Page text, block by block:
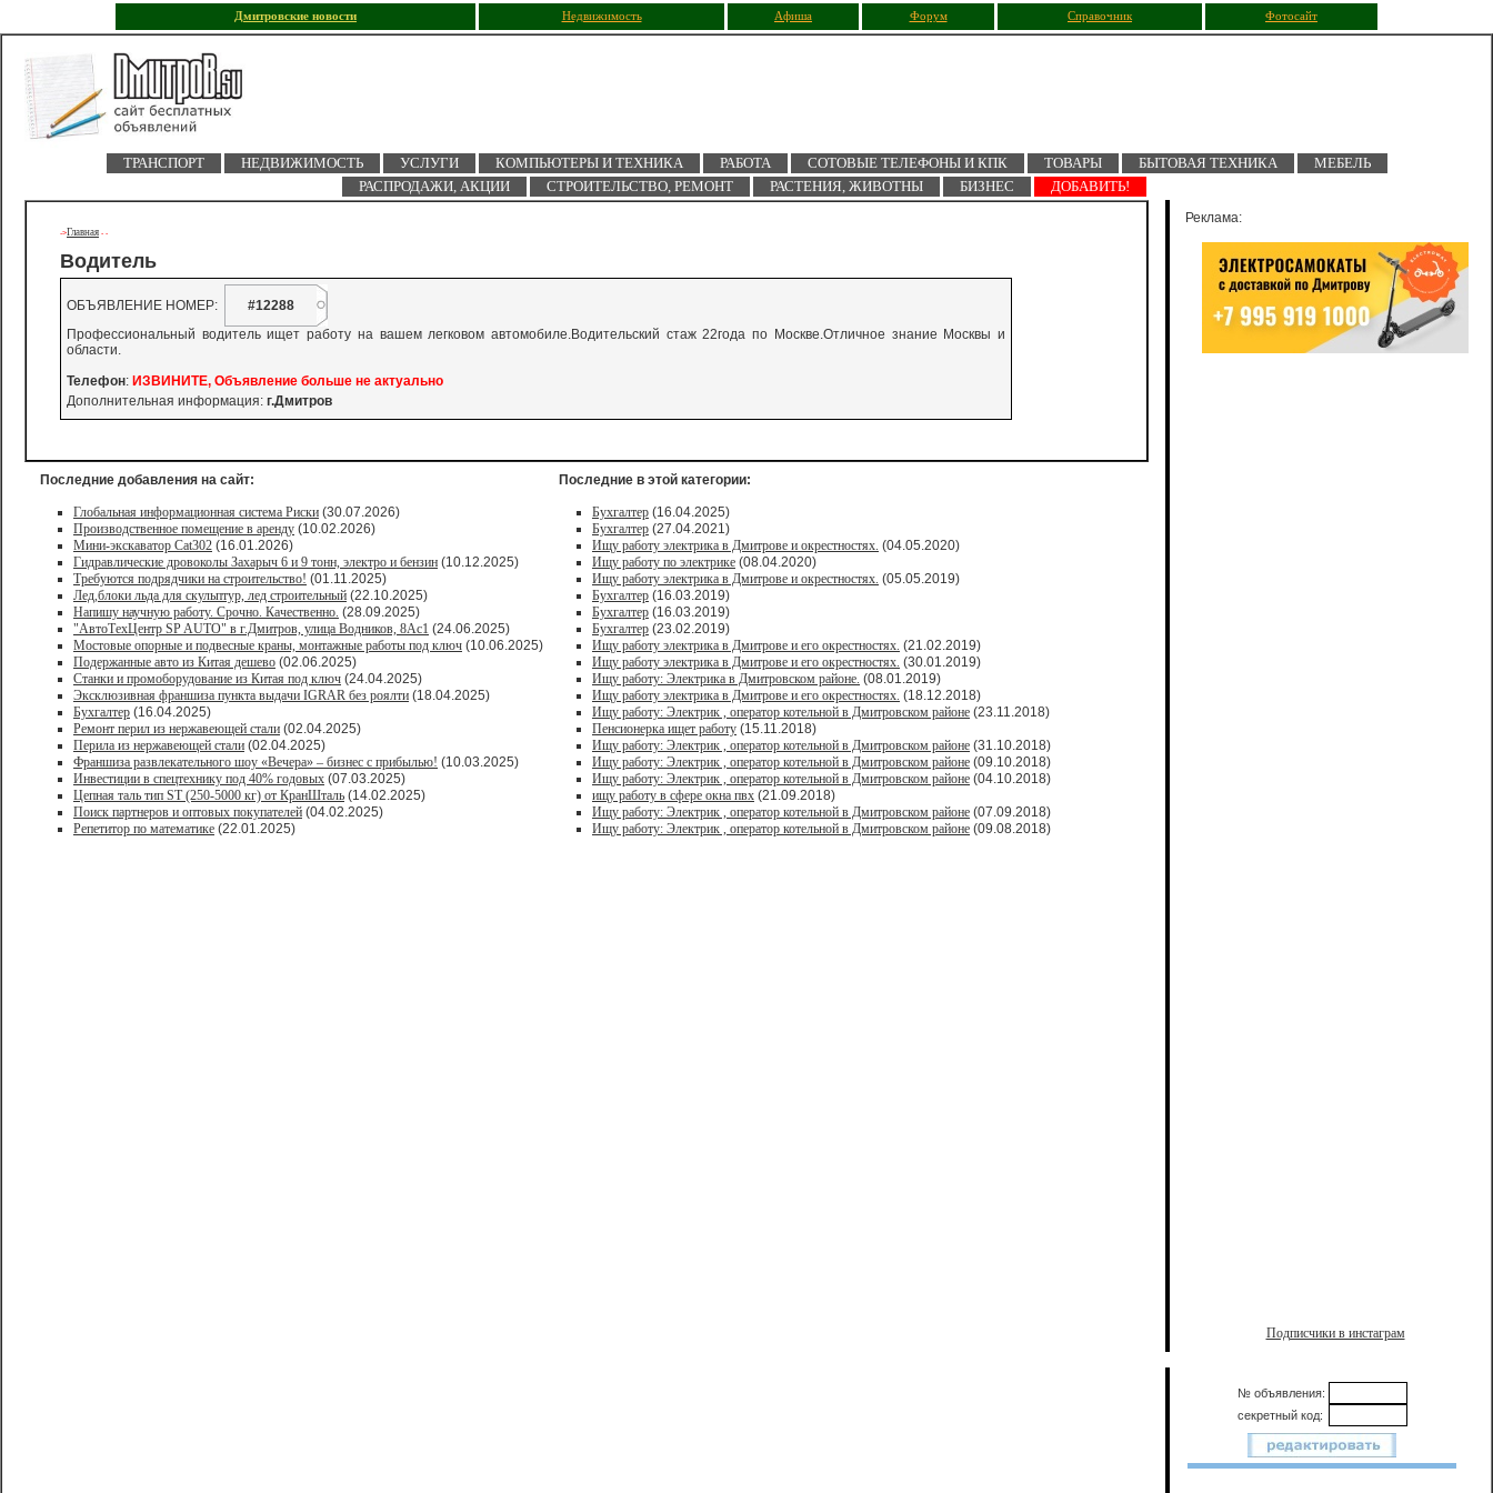
Дмитровские новости Недвижимость Афиша Форум Справочник Фотосайт
ТРАНСПОРТ НЕДВИЖИМОСТЬ УСЛУГИ КОМПЬЮТЕРЫ И ТЕХНИКА РАБОТА СОТОВЫЕ ТЕЛЕФОНЫ И КПК ТОВАРЫ БЫТОВАЯ ТЕХНИКА
МЕБЕЛЬ
РАСПРОДАЖИ, АКЦИИ
СТРОИТЕЛЬСТВО, РЕМОНТ РАСТЕНИЯ, ЖИВОТНЫ БИЗНЕС ДОБАВИТЬ!
->Главная - -
Водитель
ОБЪЯВЛЕНИЕ НОМЕР:
#12288
Профессиональный водитель ищет работу на вашем легковом автомобиле.Водительский стаж 22года по Москве.Отличное знание Москвы и
области.
Телефон: ИЗВИНИТЕ, Объявление больше не актуально
Дополнительная информация: г.Дмитров
Последние добавления на сайт:
Глобальная информационная система Риски (30.07.2026)
Производственное помещение в аренду (10.02.2026)
Мини-экскаватор Cat302 (16.01.2026)
Гидравлические дровоколы Захарыч 6 и 9 тонн, электро и бензин (10.12.2025)
Требуются подрядчики на строительство! (01.11.2025)
Лед,блоки льда для скульптур, лед строительный (22.10.2025)
Напишу научную работу. Срочно. Качественно. (28.09.2025)
"АвтоТехЦентр SP AUTO" в г.Дмитров, улица Водников, 8Ас1 (24.06.2025)
Мостовые опорные и подвесные краны, монтажные работы под ключ (10.06.2025)
Подержанные авто из Китая дешево (02.06.2025)
Станки и промоборудование из Китая под ключ (24.04.2025)
Эксклюзивная франшиза пункта выдачи IGRAR без роялти (18.04.2025)
Бухгалтер (16.04.2025)
Ремонт перил из нержавеющей стали (02.04.2025)
Перила из нержавеющей стали (02.04.2025)
Франшиза развлекательного шоу «Вечера» – бизнес с прибылью! (10.03.2025)
Инвестиции в спецтехнику под 40% годовых (07.03.2025)
Цепная таль тип ST (250-5000 кг) от КранШталь (14.02.2025)
Поиск партнеров и оптовых покупателей (04.02.2025)
Репетитор по математике (22.01.2025)
Последние в этой категории:
Бухгалтер (16.04.2025)
Бухгалтер (27.04.2021)
Ищу работу электрика в Дмитрове и окрестностях. (04.05.2020)
Ищу работу по электрике (08.04.2020)
Ищу работу электрика в Дмитрове и окрестностях. (05.05.2019)
Бухгалтер (16.03.2019)
Бухгалтер (16.03.2019)
Бухгалтер (23.02.2019)
Ищу работу электрика в Дмитрове и его окрестностях. (21.02.2019)
Ищу работу электрика в Дмитрове и его окрестностях. (30.01.2019)
Ищу работу: Электрика в Дмитровском районе. (08.01.2019)
Ищу работу электрика в Дмитрове и его окрестностях. (18.12.2018)
Ищу работу: Электрик , оператор котельной в Дмитровском районе (23.11.2018)
Пенсионерка ищет работу (15.11.2018)
Ищу работу: Электрик , оператор котельной в Дмитровском районе (31.10.2018)
Ищу работу: Электрик , оператор котельной в Дмитровском районе (09.10.2018)
Ищу работу: Электрик , оператор котельной в Дмитровском районе (04.10.2018)
ищу работу в сфере окна пвх (21.09.2018)
Ищу работу: Электрик , оператор котельной в Дмитровском районе (07.09.2018)
Ищу работу: Электрик , оператор котельной в Дмитровском районе (09.08.2018)
Реклама:
Подписчики в инстаграм
№ объявления:
секретный код: